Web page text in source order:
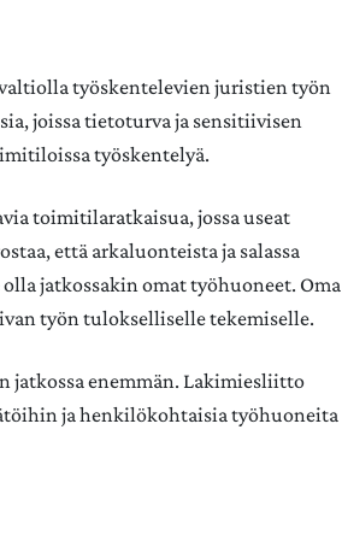
työskentelevien juristien työn
joissa tietoturva ja sensitiivisen
työskentelyä.
toimitilaratkaisua, jossa useat
että arkaluonteista ja salassa
jatkossakin omat työhuoneet. Oma
työn tulokselliselle tekemiselle.
jatkossa enemmän. Lakimiesliitto
ja henkilökohtaisia työhuoneita